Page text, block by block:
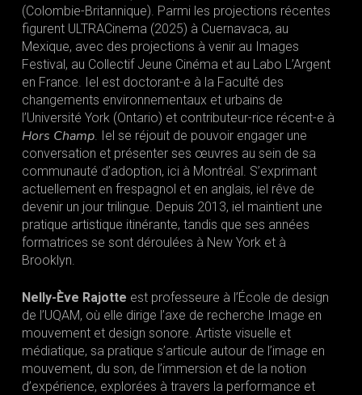
(Colombie-Britannique). Parmi les projections récentes
figurent ULTRACinema (2025) à Cuernavaca, au
Mexique, avec des projections à venir au Images
Festival, au Collectif Jeune Cinéma et au Labo L’Argent
en France. Iel est doctorant-e à la Faculté des
changements environnementaux et urbains de
l’Université York (Ontario) et contributeur-rice récent-e à
Hors Champ. Iel se réjouit de pouvoir engager une
conversation et présenter ses œuvres au sein de sa
communauté d’adoption, ici à Montréal. S’exprimant
actuellement en frespagnol et en anglais, iel rêve de
devenir un jour trilingue. Depuis 2013, iel maintient une
pratique artistique itinérante, tandis que ses années
formatrices se sont déroulées à New York et à
Brooklyn.
Nelly-Ève Rajotte est professeure à l’École de design
de l’UQAM, où elle dirige l’axe de recherche Image en
mouvement et design sonore. Artiste visuelle et
médiatique, sa pratique s’articule autour de l’image en
mouvement, du son, de l’immersion et de la notion
d’expérience, explorées à travers la performance et